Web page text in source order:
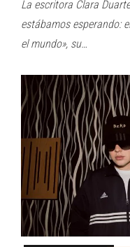
La escritora Clara
estábamos esperando:
el mundo», su…